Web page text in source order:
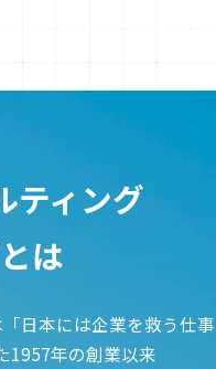
ティング
は
「日本には企業を救う仕事
1957年の創業以来